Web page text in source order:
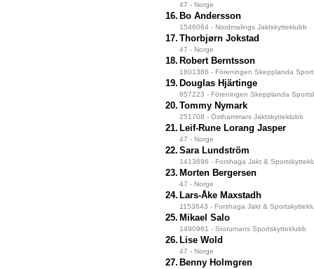
47 - Norge
16. Bo Andersson
1546064 - Nordmalings Jaktskytteklubb
17. Thorbjørn Jokstad
47 - Norge
18. Robert Berntsson
1801386 - Föreningen Skepplanda
19. Douglas Hjärtinge
957223 - Föreningen Skepplanda
20. Tommy Nymark
251708 - Östhammars Jaktskytteklubb
21. Leif-Rune Lorang Jasper
47 - Norge
22. Sara Lundström
1413696 - Forshaga Jakt &
23. Morten Bergersen
47 - Norge
24. Lars-Åke Maxstadh
1153643 - Forshaga Jakt &
25. Mikael Salo
1490961 - Storumans Sportskytteklubb
26. Lise Wold
47 - Norge
27. Benny Holmgren